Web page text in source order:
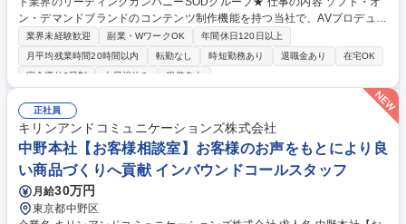
ン・デマンドブランドのコンテンツ制作機能を持つ当社で、AVプロデュー
サー業務全般をお任せします。 具体的には下記業務をお任せします。 ■作
品の企画・立案 ■予算管理 ■出演女優の面接、キャスティング ■監督、ス
タッフの選定 ■現場での演出の確認・指示 ■スケジュール管理 ※変更の範
リーディングカンパニーSODグループ★
業界未経験歓迎 副業・WワークOK
年間休日120日以上
月平均残業時間20時間以内
転勤なし 時短勤務あり 退職金あり
在宅OK
完全週休2日制
土日祝休み 服装自由
正社員
キリンアンドコミュニケーションズ株式会社
中野本社【お客様相談室】お客様のお声をもとにより良
い商品づくりへ貢献 インバウンドコールスタッフ
月給30万円
東京都中野区